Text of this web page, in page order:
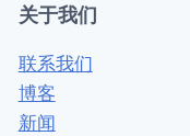
关于我们
联系我们
博客
新闻